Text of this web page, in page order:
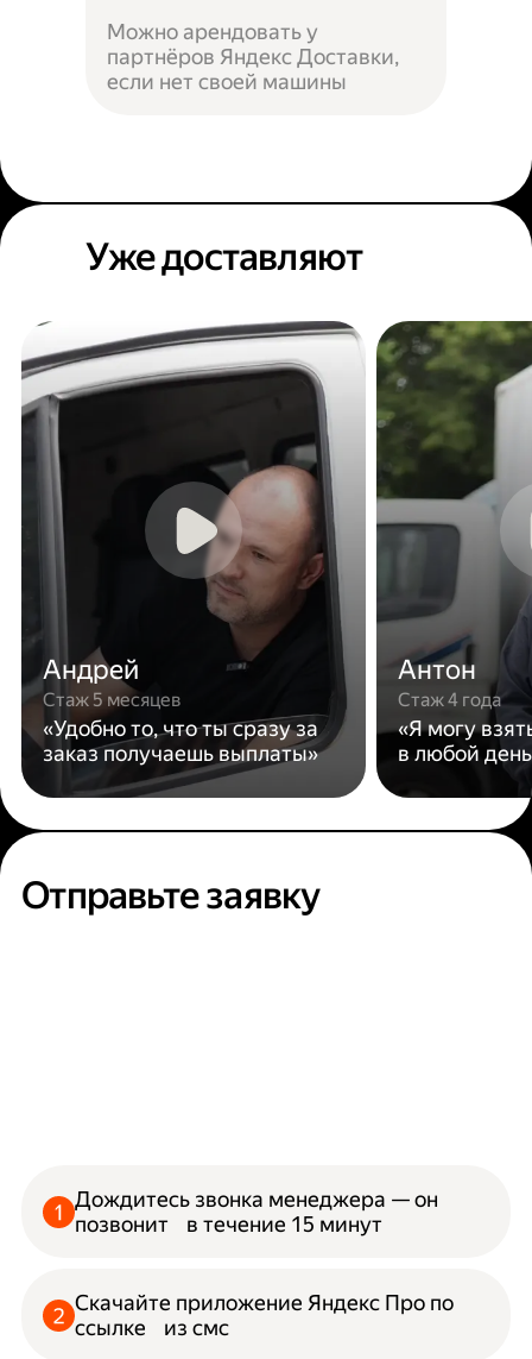
Можно арендовать у
партнёров Яндекс Доставки,
если нет своей машины
Уже доставляют
Андрей
Стаж 5 месяцев
«Удобно то, что ты сразу за
заказ получаешь выплаты»
Антон
Стаж 4 года
«Я могу
в любой
Отправьте заявку
Дождитесь звонка менеджера — он
позвонит в течение 15 минут
Скачайте приложение Яндекс Про по
ссылке из смс